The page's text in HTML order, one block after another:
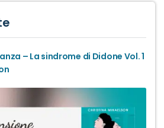
– La sindrome di Didone Vol. 1